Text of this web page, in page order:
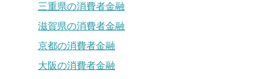
三重県の消費者金融
滋賀県の消費者金融
京都の消費者金融
大阪の消費者金融